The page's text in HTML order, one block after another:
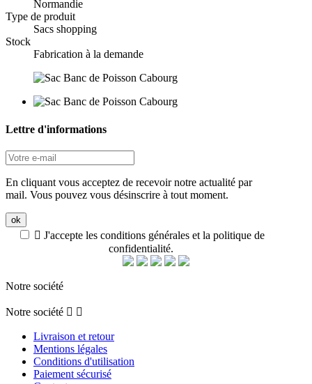
Normandie
Type de produit
Sacs shopping
Stock
Fabrication à la demande
Lettre d'informations
En cliquant vous acceptez de recevoir notre actualité par
mail. Vous pouvez vous désinscrire à tout moment.
 J'accepte les conditions générales et la politique de
confidentialité.
Notre société
Notre société  
Livraison et retour
Mentions légales
Conditions d'utilisation
Paiement sécurisé